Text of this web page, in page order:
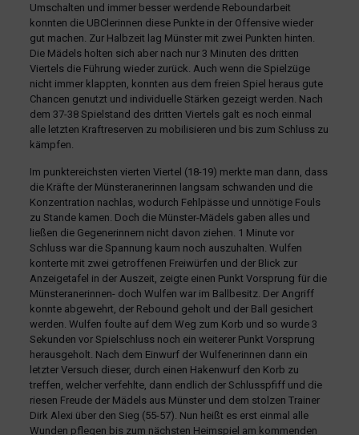
Umschalten und immer besser werdende Reboundarbeit
konnten die UBClerinnen diese Punkte in der Offensive wieder
gut machen. Zur Halbzeit lag Münster mit zwei Punkten hinten.
Die Mädels holten sich aber nach nur 3 Minuten des dritten
Viertels die Führung wieder zurück. Auch wenn die Spielzüge
nicht immer klappten, konnten aus dem freien Spiel heraus gute
Chancen genutzt und individuelle Stärken gezeigt werden. Nach
dem 37-38 Spielstand des dritten Viertels galt es noch einmal
alle letzten Kraftreserven zu mobilisieren und bis zum Schluss zu
kämpfen.
Im punktereichsten vierten Viertel (18-19) merkte man dann, dass
die Kräfte der Münsteranerinnen langsam schwanden und die
Konzentration nachlas, wodurch Fehlpässe und unnötige Fouls
zu Stande kamen. Doch die Münster-Mädels gaben alles und
ließen die Gegenerinnern nicht davon ziehen. 1 Minute vor
Schluss war die Spannung kaum noch auszuhalten. Wulfen
konterte mit zwei getroffenen Freiwürfen und der Blick zur
Anzeigetafel in der Auszeit, zeigte einen Punkt Vorsprung für die
Münsteranerinnen- doch Wulfen war im Ballbesitz. Der Angriff
konnte abgewehrt, der Rebound geholt und der Ball gesichert
werden. Wulfen foulte auf dem Weg zum Korb und so wurde 3
Sekunden vor Spielschluss noch ein weiterer Punkt Vorsprung
herausgeholt. Nach dem Einwurf der Wulfenerinnen dann ein
letzter Versuch dieser, durch einen Hakenwurf den Korb zu
treffen, welcher verfehlte, dann endlich der Schlusspfiff und die
riesen Freude der Mädels aus Münster und dem stolzen Trainer
Dirk Alexi über den Sieg (55-57). Nun heißt es erst einmal alle
Wunden pflegen bis zum nächsten Heimspiel am kommenden